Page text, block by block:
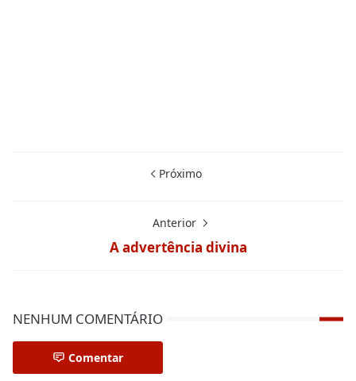
Próximo
Anterior
A advertência divina
NENHUM COMENTÁRIO
Comentar